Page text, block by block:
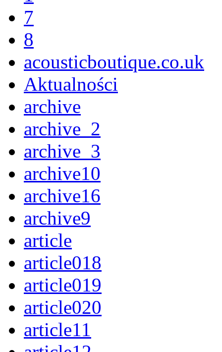
7
8
acousticboutique.co.uk
Aktualności
archive
archive_2
archive_3
archive10
archive16
archive9
article
article018
article019
article020
article11